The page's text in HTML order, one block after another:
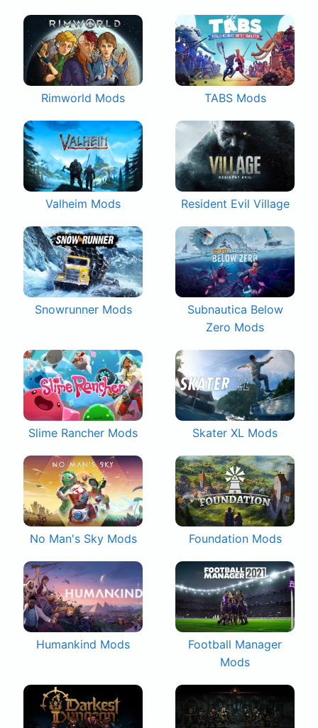
Rimworld Mods TABS Mods
Valheim Mods Resident Evil Village
Snowrunner Mods
Subnautica Below
Zero Mods
Slime Rancher Mods Skater XL Mods
No Man's Sky Mods Foundation Mods
Humankind Mods
Football Manager
Mods